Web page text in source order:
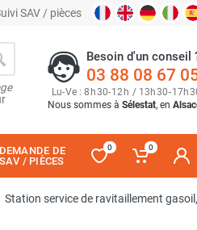
SAV / pièces
Besoin d'un conseil
03 88 08 67
Lu-Ve : 8h30-12h / 13h30-17h
Nous sommes à Sélestat, en
DEMANDE DE
SAV / PIÈCES
0 0
Station service de ravitaillement